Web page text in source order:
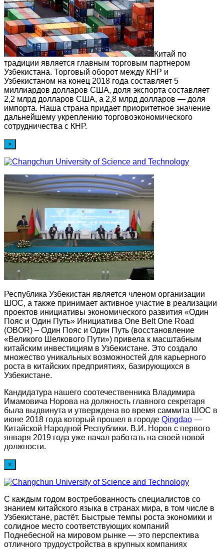
Китай по
традиции является главным торговым партнером
Узбекистана. Торговый оборот между КНР и
Узбекистаном на конец 2018 года составляет 5
миллиардов долларов США, доля экспорта составляет
2,2 млрд долларов США, а 2,8 млрд долларов — доля
импорта. Наша страна придает приоритетное значение
дальнейшему укреплению торговоэкономического
сотрудничества с КНР.
×
Республика Узбекистан является членом организации
ШОС, а также принимает активное участие в реализации
проектов инициативы экономического развития «Один
Пояс и Один Путь» Инициатива One Belt One Road
(OBOR) – Один Пояс и Один Путь (восстановление
«Великого Шелкового Пути») привела к масштабным
китайским инвестициям в Узбекистане. Это создало
множество уникальных возможностей для карьерного
роста в китайских предприятиях, базирующихся в
Узбекистане.
Кандидатура нашего соотечественника Владимира
Имамовича Норова на должность главного секретаря
была выдвинута и утверждена во время саммита ШОС в
июне 2018 года который прошел в городе Qingdao —
Китайской Народной Республики. В.И. Норов с первого
января 2019 года уже начал работать на своей новой
должности.
×
С каждым годом востребованность специалистов со
знанием китайского языка в странах мира, в том числе в
Узбекистане, растёт. Быстрые темпы роста экономики и
солидное место соответствующих компаний
Поднебесной на мировом рынке — это перспектива
отличного трудоустройства в крупных компаниях